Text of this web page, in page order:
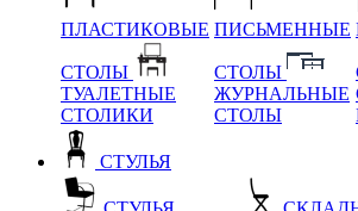
ПЛАСТИКОВЫЕ
СТОЛЫ
ТУАЛЕТНЫЕ
СТОЛИКИ
ПИСЬМЕННЫЕ
СТОЛЫ
ЖУРНАЛЬНЫЕ
СТОЛЫ
СТУЛЬЯ